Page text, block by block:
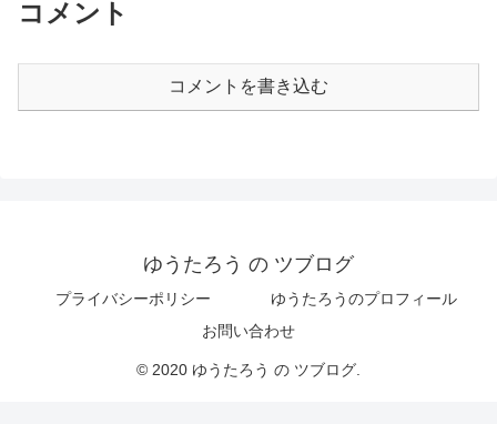
コメント
コメントを書き込む
ゆうたろう の ツブログ
プライバシーポリシー
ゆうたろうのプロフィール
お問い合わせ
© 2020 ゆうたろう の ツブログ.